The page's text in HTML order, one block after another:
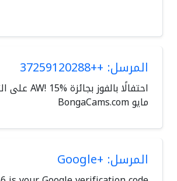
المرسل: ++37259120288
مايو BongaCams.com
المرسل: +Google